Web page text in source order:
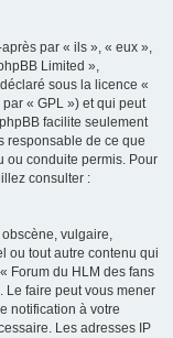
par « ils », « eux »,
Limited »,
sous la licence «
« GPL ») et qui peut
facilite seulement
responsable de ce que
ou conduite permis. Pour
consulter :
vulgaire,
ou tout autre contenu qui
Forum du HLM des fans
Le faire peut vous mener
notification à votre
Les adresses IP